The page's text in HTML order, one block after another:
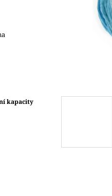
kapacity